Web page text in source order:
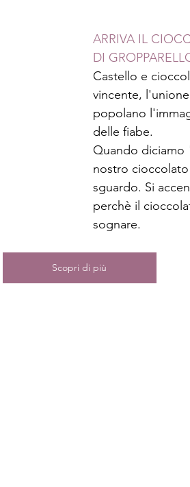
ARRIVA IL
DI
Castello e
vincente,
popolano
delle fiabe.
Quando diciamo
nostro
sguardo. Si
perchè il
sognare.
Scopri di più